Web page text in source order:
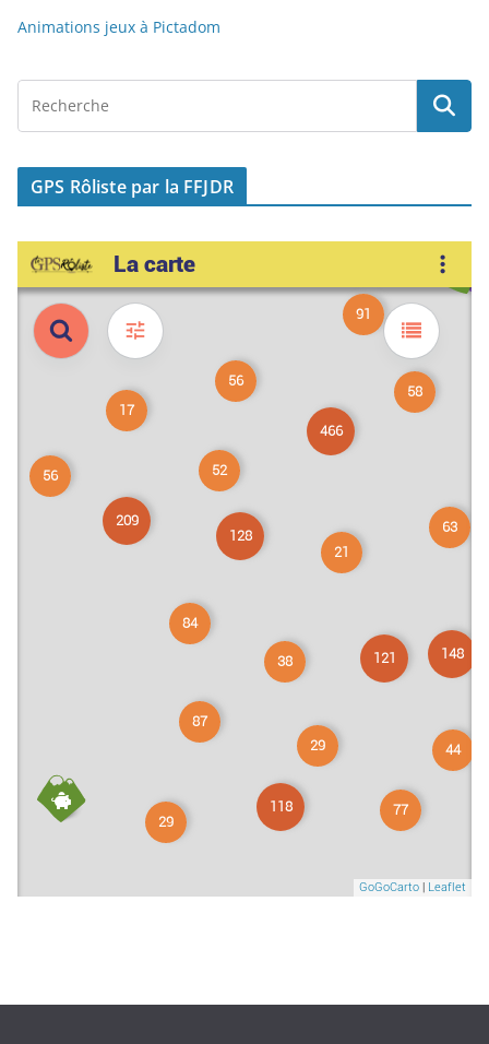
Animations jeux à Pictadom
GPS Rôliste par la FFJDR